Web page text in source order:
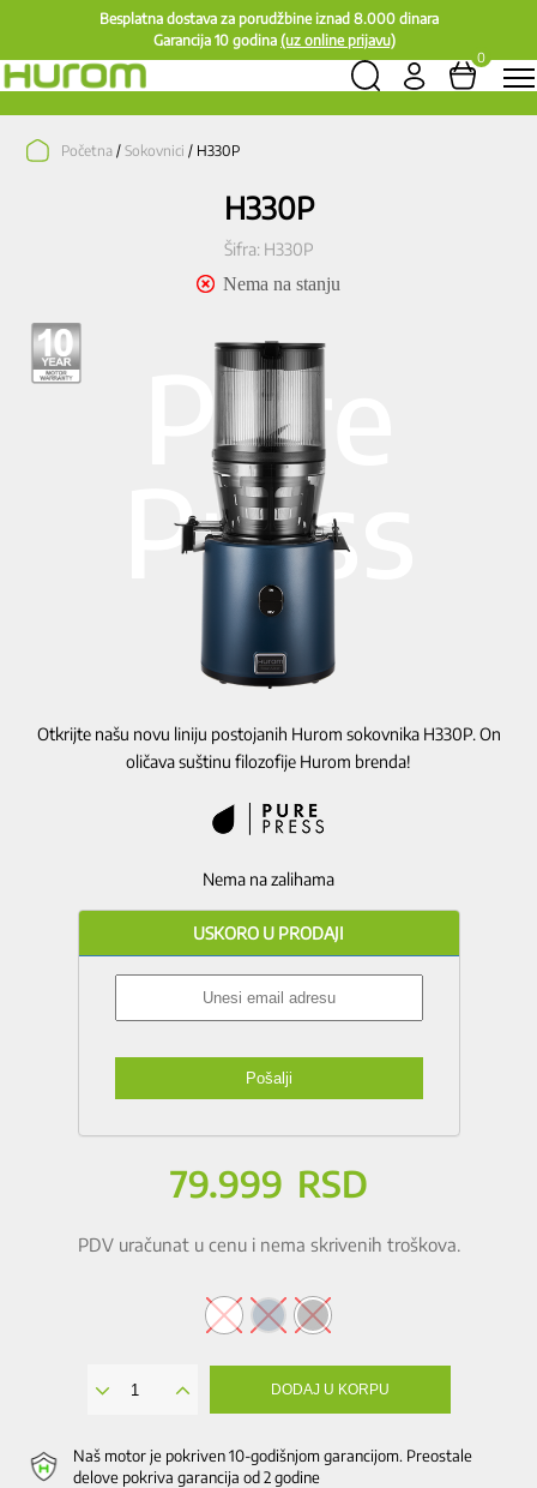
Besplatna dostava za porudžbine iznad 8.000 dinara
Garancija 10 godina (uz online prijavu)
0
Početna /Sokovnici / H330P
H330P
Šifra: H330P
Pure
Press
Otkrijte našu novu liniju postojanih Hurom sokovnika H330P. On
oličava suštinu filozofije Hurom brenda!
Nema na zalihama
USKORO U PRODAJI
79.999 RSD
PDV uračunat u cenu i nema skrivenih troškova.
H330P
DODAJ U KORPU
Naš motor je pokriven 10-godišnjom garancijom. Preostale
delove pokriva garancija od 2 godine